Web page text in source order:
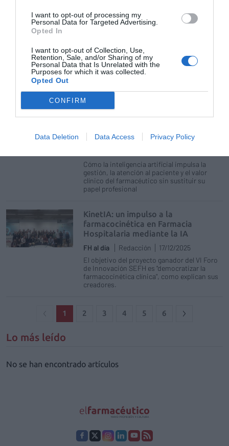
I want to opt-out of processing my
Personal Data for Targeted Advertising.
Opted In
I want to opt-out of Collection, Use,
Retention, Sale, and/or Sharing of my
Personal Data that Is Unrelated with the
Purposes for which it was collected.
Opted Out
CONFIRM
Data Deletion Data Access Privacy Policy
IA y salud: al 83,4% de los españoles
le preocupa que la IA tome
Noticias y novedades
Redacción
06/04/2026
La II Radiografía del Autocuidado de anefp
de datos sanitarios
La Inteligencia Artificial no
mañana
Cómo la inteligencia artificial impulsa la
gestión, la atención al paciente y el valor
clínico del farmacéutico sin sustituir su
papel profesional
KinetIA: un impulso a la
farmacocinética en Farmacia
Hospitalaria mediante la IA
FH al día Redacción
17/12/2025
El objetivo del proyecto ganador del VI Foro
de Innovación SEFH es "democratizar la
farmacocinética clínica", como explican sus
creadores.
1 2 3 4 5 6
Lo más leído
No se han encontrado artículos